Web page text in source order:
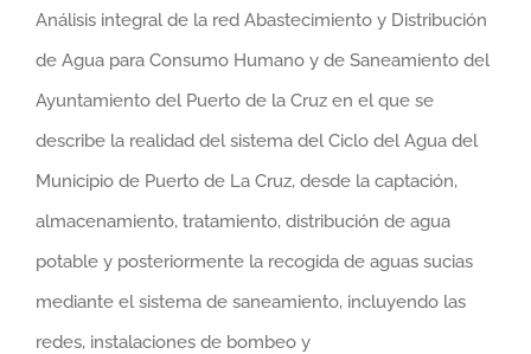
Análisis integral de la red Abastecimiento y Distribución
de Agua para Consumo Humano y de Saneamiento del
Ayuntamiento del Puerto de la Cruz en el que se
describe la realidad del sistema del Ciclo del Agua del
Municipio de Puerto de La Cruz, desde la captación,
almacenamiento, tratamiento, distribución de agua
potable y posteriormente la recogida de aguas sucias
mediante el sistema de saneamiento, incluyendo las
redes, instalaciones de bombeo y